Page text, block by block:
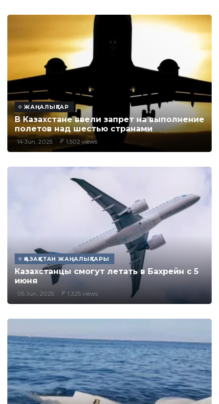
ЖАҢАЛЫҚТАР
В Казахстане ввели запрет на выполнение
полетов над шестью странами
14 Jun, 2025 1,502 views
ҚАЗАҚСТАН ЖАҢАЛЫҚТАРЫ
Казахстанцы смогут летать в Бахрейн с 5
июня
05 Jun, 2025 1,325 views